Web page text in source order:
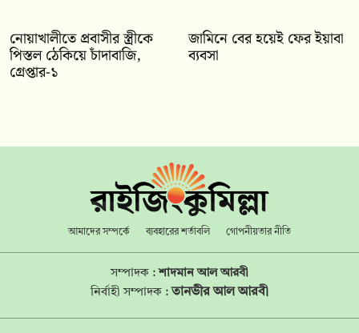
নোয়াখালীতে প্রবাসীর স্ত্রীকে
পিস্তল ঠেকিয়ে চাঁদাবাজি,
গ্রেপ্তার-১
জামিনে বের হয়েই ফের ইয়াবা
ব্যবসা
আমাদের সম্পর্কে ব্যবহারের শর্তাবলি গোপনীয়তার নীতি
সম্পাদক :শাদমান আল আরবী
নির্বাহী সম্পাদক : তানভীর আল আরবী